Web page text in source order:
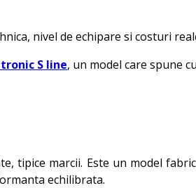
nivel de echipare si costuri
S line, un model care spune
tipice marcii. Este un model
echilibrata.